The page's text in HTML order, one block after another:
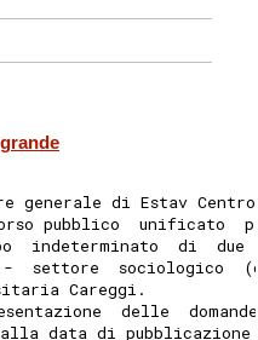
generale di Estav
pubblico
indeterminato  di
-  settore  sociologico
Careggi.
delle
alla data di